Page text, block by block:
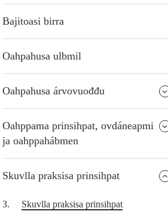
Bajitoasi birra
Oahpahusa ulbmil
Oahpahusa árvovuođđu
Oahppama prinsihpat, ovdáneapmi
ja oahppahábmen
Skuvlla praksisa prinsihpat
3. Skuvlla praksisa prinsihpat